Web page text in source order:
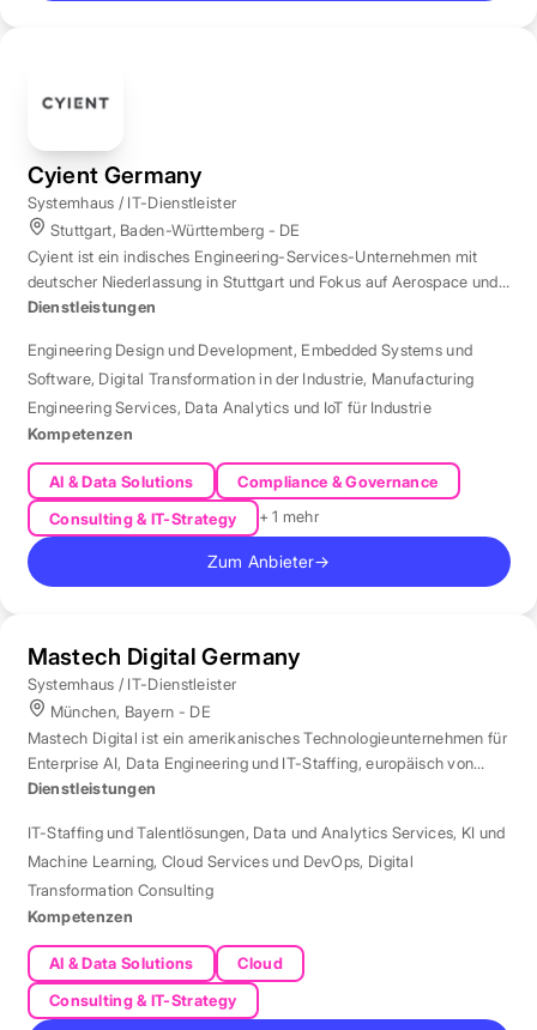
Cyient Germany
Systemhaus / IT-Dienstleister
Stuttgart, Baden-Württemberg - DE
Cyient ist ein indisches Engineering-Services-Unternehmen mit
deutscher Niederlassung in Stuttgart und Fokus auf Aerospace und
Automotive.
Dienstleistungen
Engineering Design und Development, Embedded Systems und
Software, Digital Transformation in der Industrie, Manufacturing
Engineering Services, Data Analytics und IoT für Industrie
Kompetenzen
AI & Data Solutions
Compliance & Governance
Consulting & IT-Strategy
+ 1 mehr
Zum Anbieter→
Mastech Digital Germany
Systemhaus / IT-Dienstleister
München, Bayern - DE
Mastech Digital ist ein amerikanisches Technologieunternehmen für
Enterprise AI, Data Engineering und IT-Staffing, europäisch von
London aus betreut.
Dienstleistungen
IT-Staffing und Talentlösungen, Data und Analytics Services, KI und
Machine Learning, Cloud Services und DevOps, Digital
Transformation Consulting
Kompetenzen
AI & Data Solutions
Cloud
Consulting & IT-Strategy